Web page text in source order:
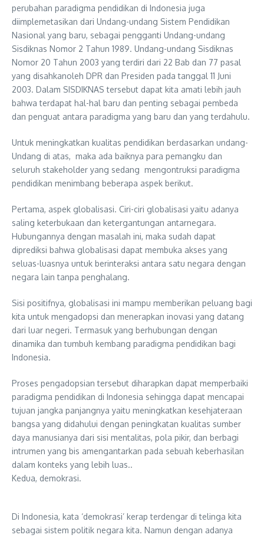
perubahan paradigma pendidikan di Indonesia juga
diimplemetasikan dari Undang-undang Sistem Pendidikan
Nasional yang baru, sebagai pengganti Undang-undang
Sisdiknas Nomor 2 Tahun 1989. Undang-undang Sisdiknas
Nomor 20 Tahun 2003 yang terdiri dari 22 Bab dan 77 pasal
yang disahkanoleh DPR dan Presiden pada tanggal 11 Juni
2003. Dalam SISDIKNAS tersebut dapat kita amati lebih jauh
bahwa terdapat hal-hal baru dan penting sebagai pembeda
dan penguat antara paradigma yang baru dan yang terdahulu.
Untuk meningkatkan kualitas pendidikan berdasarkan undang-
Undang di atas, maka ada baiknya para pemangku dan
seluruh stakeholder yang sedang mengontruksi paradigma
pendidikan menimbang beberapa aspek berikut.
Pertama, aspek globalisasi. Ciri-ciri globalisasi yaitu adanya
saling keterbukaan dan ketergantungan antarnegara.
Hubungannya dengan masalah ini, maka sudah dapat
diprediksi bahwa globalisasi dapat membuka akses yang
seluas-luasnya untuk berinteraksi antara satu negara dengan
negara lain tanpa penghalang.
Sisi positifnya, globalisasi ini mampu memberikan peluang bagi
kita untuk mengadopsi dan menerapkan inovasi yang datang
dari luar negeri. Termasuk yang berhubungan dengan
dinamika dan tumbuh kembang paradigma pendidikan bagi
Indonesia.
Proses pengadopsian tersebut diharapkan dapat memperbaiki
paradigma pendidikan di Indonesia sehingga dapat mencapai
tujuan jangka panjangnya yaitu meningkatkan kesehjateraan
bangsa yang didahului dengan peningkatan kualitas sumber
daya manusianya dari sisi mentalitas, pola pikir, dan berbagi
intrumen yang bis amengantarkan pada sebuah keberhasilan
dalam konteks yang lebih luas..
Kedua, demokrasi.
Di Indonesia, kata ‘demokrasi’ kerap terdengar di telinga kita
sebagai sistem politik negara kita. Namun dengan adanya